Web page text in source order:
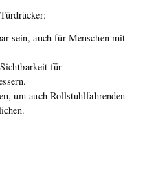
sein, auch für Menschen mit
für
um auch Rollstuhlfahrenden